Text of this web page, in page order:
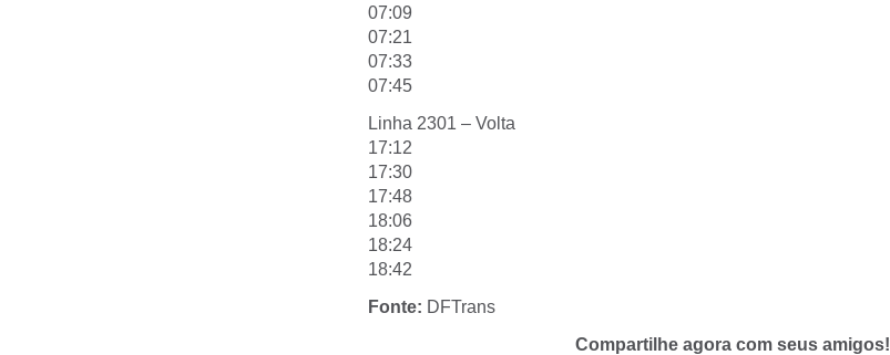
07:09
07:21
07:33
07:45
Linha 2301 – Volta
17:12
17:30
17:48
18:06
18:24
18:42
Fonte: DFTrans
Compartilhe agora com seus amigos!